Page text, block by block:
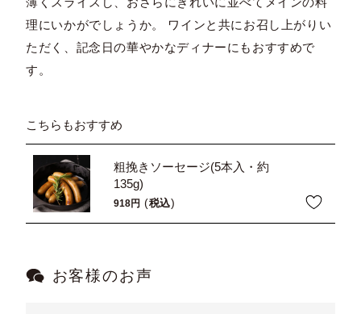
理にいかがでしょうか。 ワインと共にお召し上がりい
ただく、記念日の華やかなディナーにもおすすめで
す。
こちらもおすすめ
粗挽きソーセージ(5本入・約
135g)
918 税込
お客様のお声